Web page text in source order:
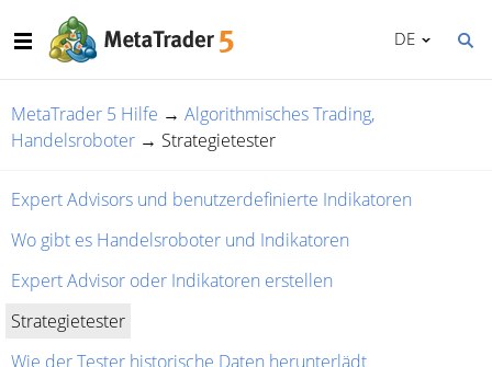
DE
MetaTrader 5 Hilfe → Algorithmisches Trading,
Handelsroboter → Strategietester
Expert Advisors und benutzerdefinierte Indikatoren
Wo gibt es Handelsroboter und Indikatoren
Expert Advisor oder Indikatoren erstellen
Strategietester
Wie der Tester historische Daten herunterlädt